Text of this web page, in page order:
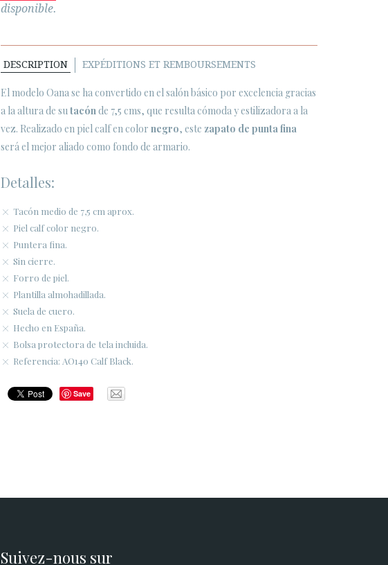
disponible.
DESCRIPTION EXPÉDITIONS ET REMBOURSEMENTS
El modelo Oana se ha convertido en el salón básico por excelencia gracias
a la altura de sutacónde 7,5 cms, que resulta cómoda y estilizadora a la
vez. Realizado en piel calf en colornegro, este zapato de punta fina
será el mejor aliado como fondo de armario.
Detalles:
Tacón medio de 7,5 cm aprox.
Piel calf color negro.
Puntera fina.
Sin cierre.
Forro de piel.
Plantilla almohadillada.
Suela de cuero.
Hecho en España.
Bolsa protectora de tela incluida.
Referencia: AO140 Calf Black.
Save
Suivez-nous sur